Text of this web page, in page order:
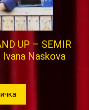
UP – SEMIR
Naskova